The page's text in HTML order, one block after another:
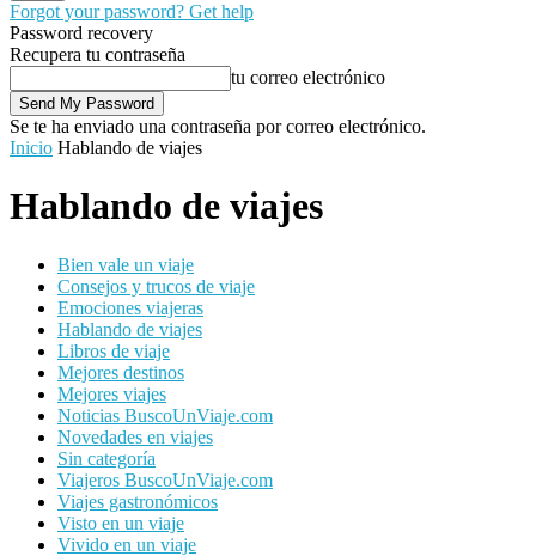
Forgot your password? Get help
Password recovery
Recupera tu contraseña
tu correo electrónico
Se te ha enviado una contraseña por correo electrónico.
Inicio Hablando de viajes
Hablando de viajes
Bien vale un viaje
Consejos y trucos de viaje
Emociones viajeras
Hablando de viajes
Libros de viaje
Mejores destinos
Mejores viajes
Noticias BuscoUnViaje.com
Novedades en viajes
Sin categoría
Viajeros BuscoUnViaje.com
Viajes gastronómicos
Visto en un viaje
Vivido en un viaje